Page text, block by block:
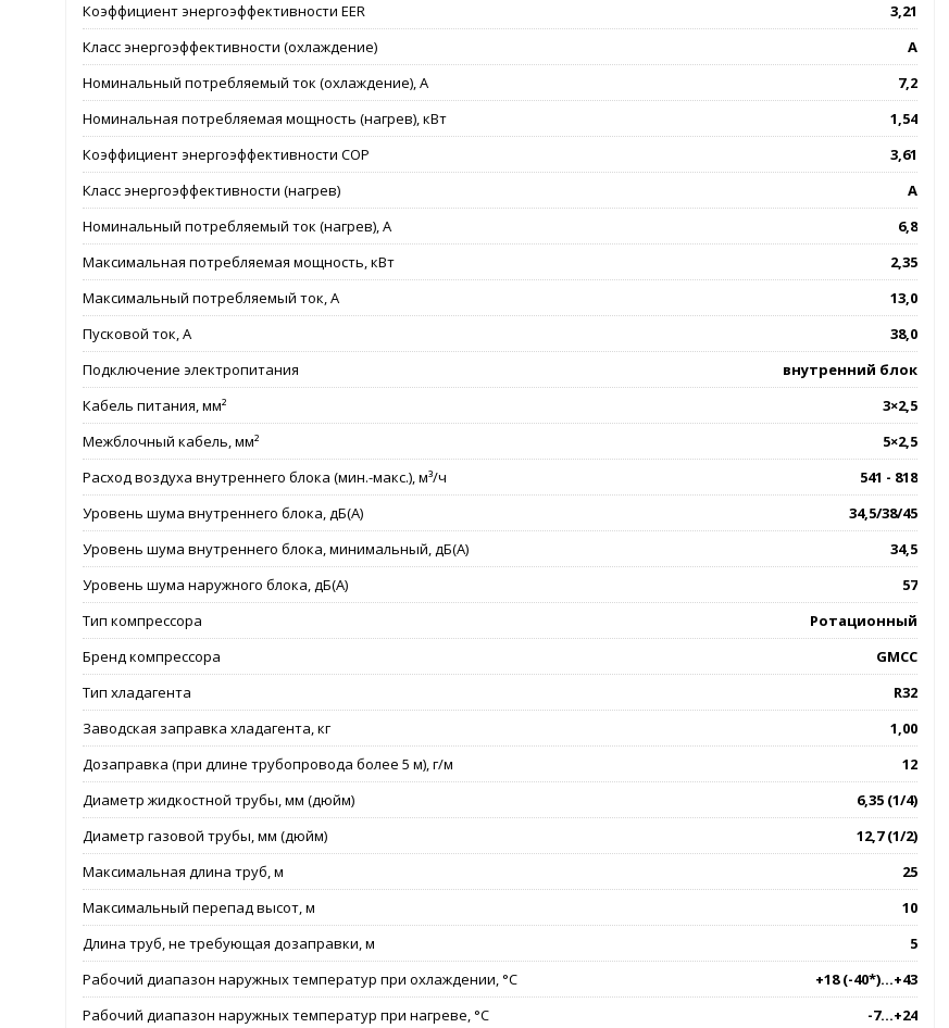
Коэффициент энергоэффективности EER
3,21
Класс энергоэффективности (охлаждение)
A
Номинальный потребляемый ток (охлаждение), А
7,2
Номинальная потребляемая мощность (нагрев), кВт
1,54
Коэффициент энергоэффективности COP
3,61
Класс энергоэффективности (нагрев)
А
Номинальный потребляемый ток (нагрев), А
6,8
Максимальная потребляемая мощность, кВт
2,35
Максимальный потребляемый ток, А
13,0
Пусковой ток, А
38,0
Подключение электропитания
внутренний блок
Кабель питания, мм²
3×2,5
Межблочный кабель, мм²
5×2,5
Расход воздуха внутреннего блока (мин.-макс.), м³/ч
541 - 818
Уровень шума внутреннего блока, дБ(А)
34,5/38/45
Уровень шума внутреннего блока, минимальный, дБ(А)
34,5
Уровень шума наружного блока, дБ(А)
57
Тип компрессора
Ротационный
Бренд компрессора
GMCC
Тип хладагента
R32
Заводская заправка хладагента, кг
1,00
Дозаправка (при длине трубопровода более 5 м), г/м
12
Диаметр жидкостной трубы, мм (дюйм)
6,35 (1/4)
Диаметр газовой трубы, мм (дюйм)
12,7 (1/2)
Максимальная длина труб, м
25
Максимальный перепад высот, м
10
Длина труб, не требующая дозаправки, м
5
Рабочий диапазон наружных температур при охлаждении, °C
+18 (-40*)...+43
Рабочий диапазон наружных температур при нагреве, °C
-7...+24